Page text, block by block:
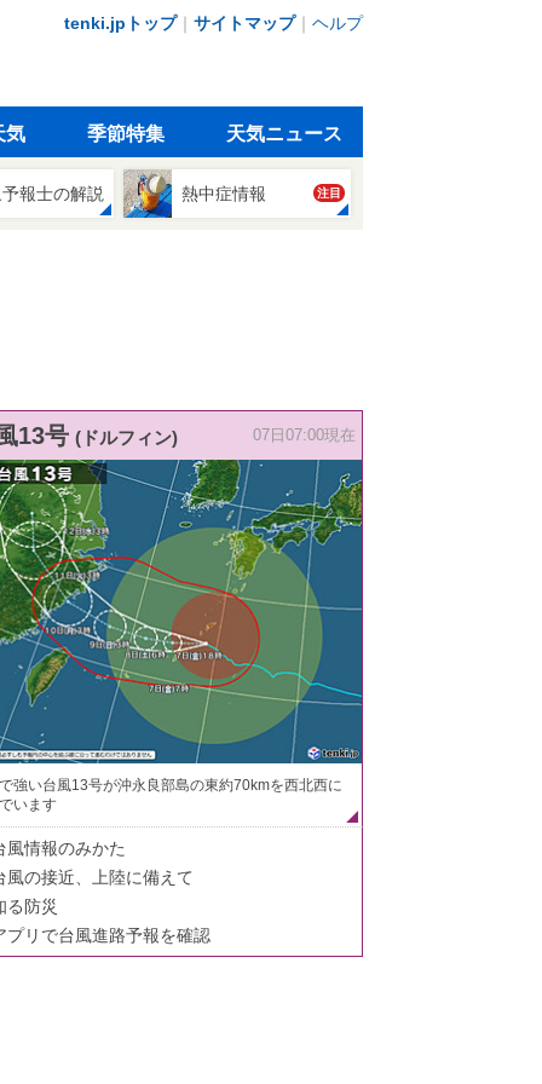
tenki.jpトップ｜ サイトマップ｜ ヘルプ
気 季節特集 天気ニュース
報士の解説 熱中症情報 注目
13号 (ドルフィン) 07日07:00現在
強い台風13号が沖永良部島の東約70kmを西北西に
います
風情報のみかた
風の接近、上陸に備えて
る防災
プリで台風進路予報を確認